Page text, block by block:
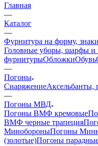
Главная
—
Каталог
—
Фурнитура на форму,
Головные уборы, шарфы и
фурнитурыОбложкиОбувь
—
Погоны
СнаряжениеАксельбанты,
—
Погоны МВД
Погоны ВМФ кремовые
ВМФ черные трапеция
МинобороныПогоны
(золотые)Погоны